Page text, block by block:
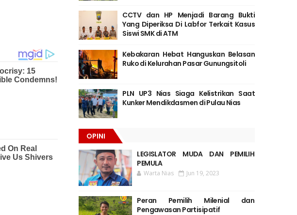
CCTV dan HP Menjadi Barang Bukti
Yang Diperiksa Di Labfor Terkait Kasus
Siswi SMK di ATM
Kebakaran Hebat Hanguskan Belasan
Ruko di Kelurahan Pasar Gunungsitoli
PLN UP3 Nias Siaga Kelistrikan Saat
Kunker Mendikdasmen di Pulau Nias
OPINI
LEGISLATOR MUDA DAN PEMILIH
PEMULA
Warta Nias Jun 19, 2023
Peran Pemilih Milenial dan
Pengawasan Partisipatif